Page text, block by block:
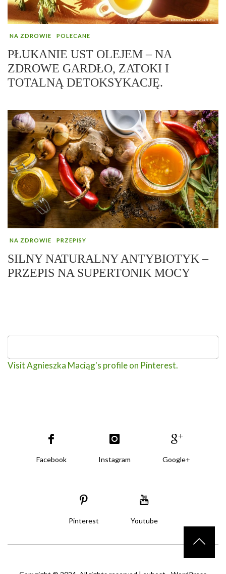
NA ZDROWIE POLECANE
PŁUKANIE UST OLEJEM – NA
ZDROWE GARDŁO, ZATOKI I
TOTALNĄ DETOKSYKACJĘ.
NA ZDROWIE PRZEPISY
SILNY NATURALNY ANTYBIOTYK –
PRZEPIS NA SUPERTONIK MOCY
Visit Agnieszka Maciąg's profile on Pinterest.
Facebook Instagram Google+
Pinterest Youtube